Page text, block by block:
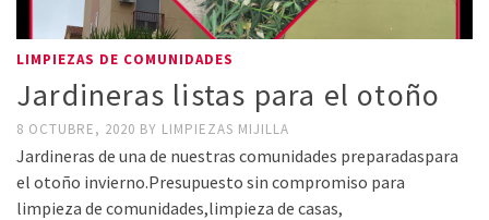
LIMPIEZAS DE COMUNIDADES
Jardineras listas para el otoño
8 OCTUBRE, 2020 BY LIMPIEZAS MIJILLA
Jardineras de una de nuestras comunidades preparadaspara
el otoño invierno.Presupuesto sin compromiso para
limpieza de comunidades,limpieza de casas,